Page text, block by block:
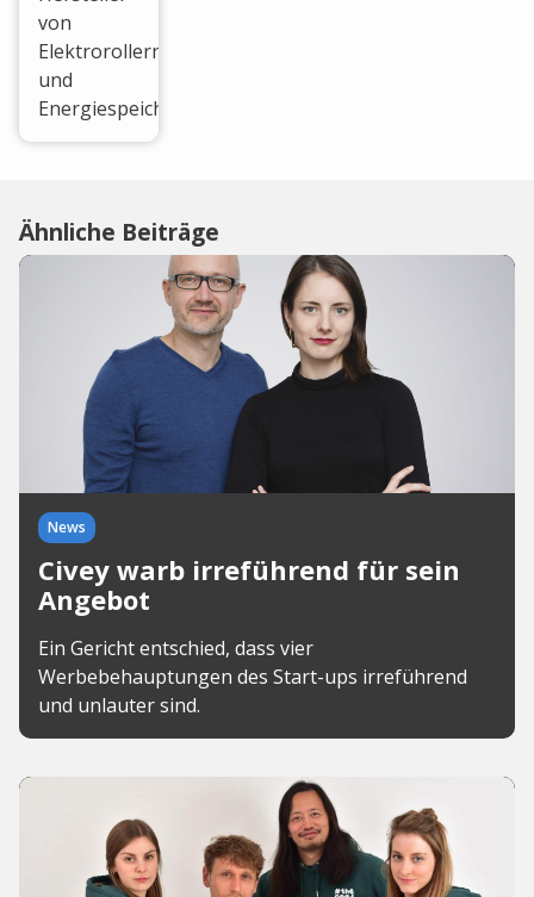
von
Elektrorollern
und
Energiespeichersystemen.
Ähnliche Beiträge
News
Civey warb irreführend für sein
Angebot
Ein Gericht entschied, dass vier
Werbebehauptungen des Start-ups irreführend
und unlauter sind.